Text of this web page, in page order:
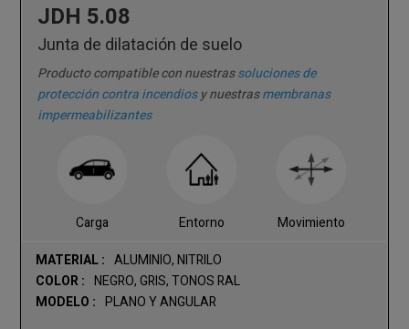
JDH 5.08
Junta de dilatación de suelo
Producto compatible con nuestrassoluciones de
protección contra incendiosy nuestrasmembranas
impermeabilizantes
Carga Entorno
Movimiento
MATERIAL : ALUMINIO, NITRILO
COLOR : NEGRO, GRIS, TONOS RAL
MODELO : PLANO Y ANGULAR